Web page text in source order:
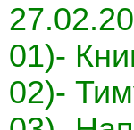
01)-
02)-